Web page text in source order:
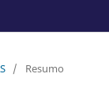
/ Resumo